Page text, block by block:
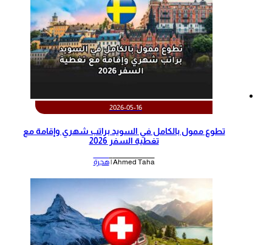
2026-05-16
تطوع ممول بالكامل في السويد براتب شهري وإقامة مع
تغطية السفر 2026
Ahmed Taha | هجرة